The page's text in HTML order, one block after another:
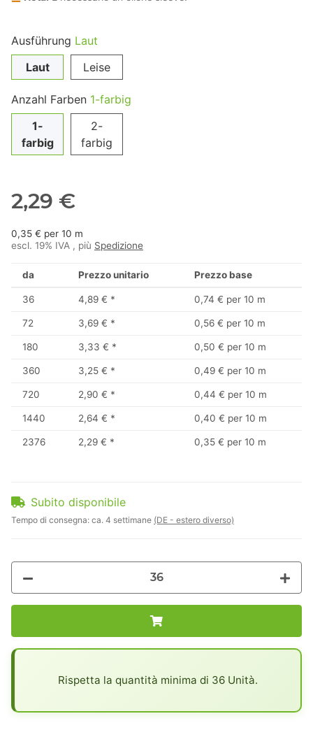
Ausführung Laut
Laut
Leise
Anzahl Farben 1-farbig
1-
farbig
2-
farbig
2,29 €
0,35 € per 10 m
escl. 19% IVA , più Spedizione
da Prezzo unitario Prezzo base
36 4,89 € * 0,74 € per 10 m
72 3,69 € * 0,56 € per 10 m
180 3,33 € * 0,50 € per 10 m
360 3,25 € * 0,49 € per 10 m
720 2,90 € * 0,44 € per 10 m
1440 2,64 € * 0,40 € per 10 m
2376 2,29 € * 0,35 € per 10 m
Subito disponibile
Tempo di consegna: ca. 4 settimane (DE - estero diverso)
Rispetta la quantità minima di 36 Unità.